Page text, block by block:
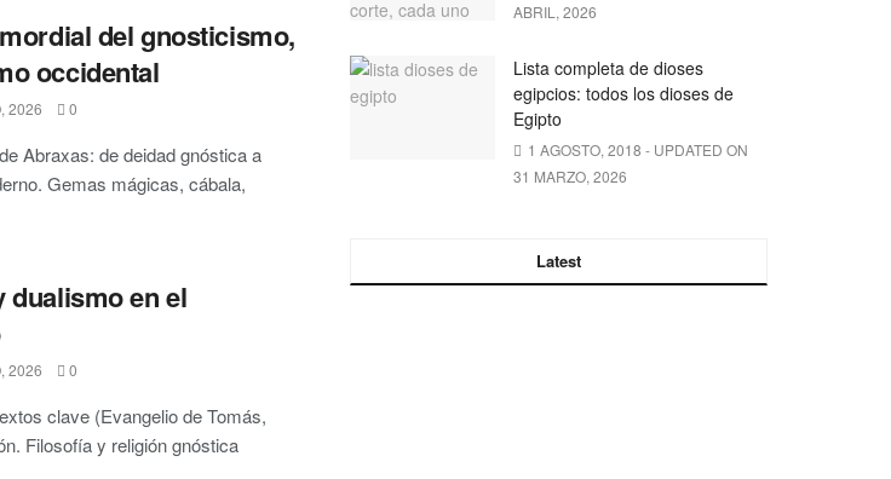
del gnosticismo,
occidental
2026 0
Abraxas: de deidad gnóstica a
Gemas mágicas, cábala,
dualismo en el
2026 0
clave (Evangelio de Tomás,
Filosofía y religión gnóstica
ABRIL, 2026
Lista completa de dioses
egipcios: todos los dioses de
Egipto
1 AGOSTO, 2018 - UPDATED ON
31 MARZO, 2026
Latest